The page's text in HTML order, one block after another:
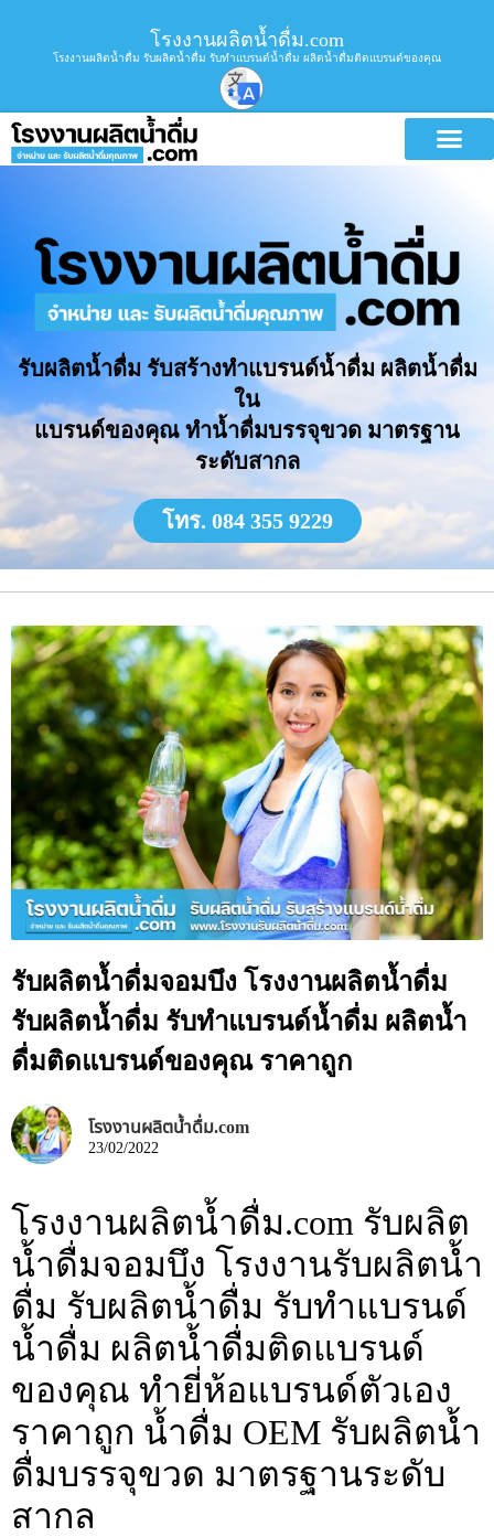
โรงงานผลิตน้ำดื่ม.com
โรงงานผลิตน้ำดื่ม รับผลิตน้ำดื่ม รับทำแบรนด์น้ำดื่ม ผลิตน้ำดื่มติดแบรนด์ของคุณ
รับผลิตน้ำดื่ม รับสร้างทำแบรนด์น้ำดื่ม ผลิตน้ำดื่ม
ใน
แบรนด์ของคุณ ทำน้ำดื่มบรรจุขวด มาตรฐาน
ระดับสากล
โทร. 084 355 9229
รับผลิตน้ำดื่มจอมบึง โรงงานผลิตน้ำดื่ม
รับผลิตน้ำดื่ม รับทำแบรนด์น้ำดื่ม ผลิตน้ำ
ดื่มติดแบรนด์ของคุณ ราคาถูก
โรงงานผลิตน้ำดื่ม.com
23/02/2022
โรงงานผลิตน้ำดื่ม.com รับผลิต
น้ำดื่มจอมบึง โรงงานรับผลิตน้ำ
ดื่ม รับผลิตน้ำดื่ม รับทำแบรนด์
น้ำดื่ม ผลิตน้ำดื่มติดแบรนด์
ของคุณ ทำยี่ห้อแบรนด์ตัวเอง
ราคาถูก น้ำดื่ม OEM รับผลิตน้ำ
ดื่มบรรจุขวด มาตรฐานระดับ
สากล